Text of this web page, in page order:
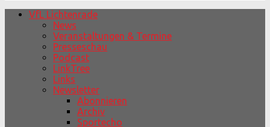
VfL Lichtenrade
News
Veranstaltungen & Termine
Presseschau
Podcast
LinkTree
Links
Newsletter
Abonnieren
Archiv
Sportecho